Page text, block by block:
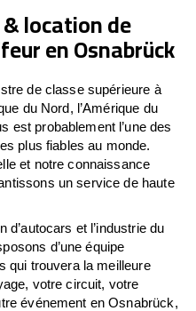
location de
en Osnabrück
de classe supérieure à
du Nord, l’Amérique du
est probablement l’une des
plus fiables au monde.
et notre connaissance
un service de haute
et l’industrie du
d’une équipe
qui trouvera la meilleure
votre circuit, votre
événement en Osnabrück,